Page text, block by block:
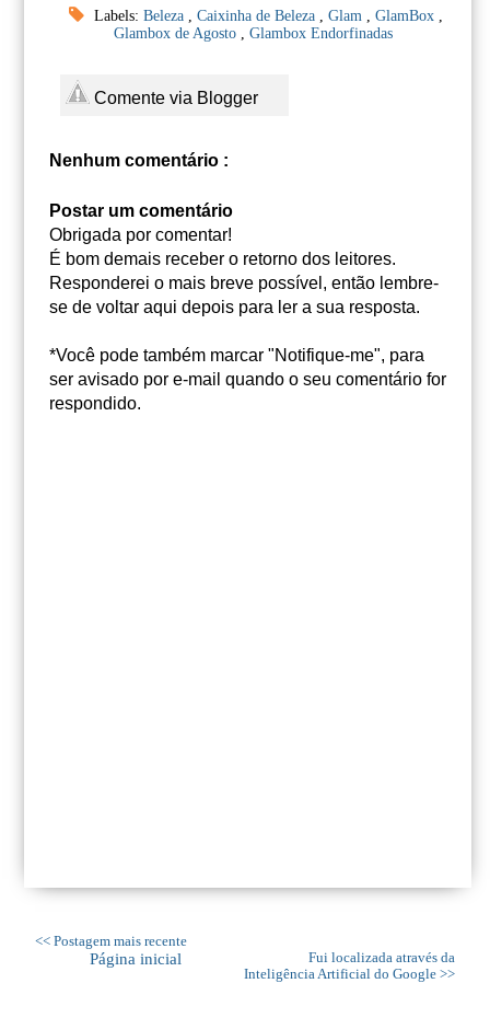
Labels: Beleza Caixinha de Beleza Glam GlamBox
Glambox de Agosto
Glambox Endorfinadas
Comente via Blogger
Nenhum comentário :
Postar um comentário
Obrigada por comentar!
É bom demais receber o retorno dos leitores.
Responderei o mais breve possível, então lembre-
se de voltar aqui depois para ler a sua resposta.
*Você pode também marcar "Notifique-me", para
ser avisado por e-mail quando o seu comentário for
respondido.
<< Postagem mais recente
Fui localizada através da
Inteligência Artificial do Google >>
Página inicial